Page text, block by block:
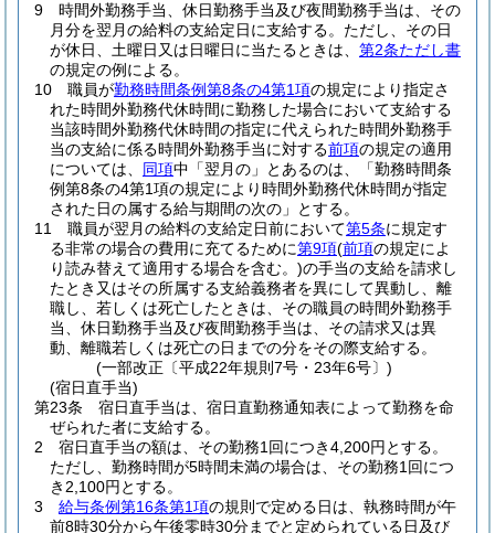
9
時間外勤務手当、休日勤務手当及び夜間勤務手当は、その
月分を翌月の給料の支給定日に支給する。 ただし、その日
が休日、土曜日又は日曜日に当たるときは、 第2条ただし書
の規定の例による。
10
職員が勤務時間条例第8条の4第1項の規定により指定さ
れた時間外勤務代休時間に勤務した場合において支給する
当該時間外勤務代休時間の指定に代えられた時間外勤務手
当の支給に係る時間外勤務手当に対する前項の規定の適用
については、 同項中「翌月の」とあるのは、「勤務時間条
例第8条の4第1項の規定により時間外勤務代休時間が指定
された日の属する給与期間の次の」とする。
11
職員が翌月の給料の支給定日前において第5条に規定す
る非常の場合の費用に充てるために第9項(前項の規定によ
り読み替えて適用する場合を含む。)の手当の支給を請求し
たとき又はその所属する支給義務者を異にして異動し、離
職し、若しくは死亡したときは、その職員の時間外勤務手
当、休日勤務手当及び夜間勤務手当は、その請求又は異
動、離職若しくは死亡の日までの分をその際支給する。
(一部改正〔平成22年規則7号・23年6号〕)
(宿日直手当)
第23条
宿日直手当は、宿日直勤務通知表によって勤務を命
ぜられた者に支給する。
2
宿日直手当の額は、その勤務1回につき4,200円とする。
ただし、勤務時間が5時間未満の場合は、その勤務1回につ
き2,100円とする。
3
給与条例第16条第1項の規則で定める日は、執務時間が午
前8時30分から午後零時30分までと定められている日及び